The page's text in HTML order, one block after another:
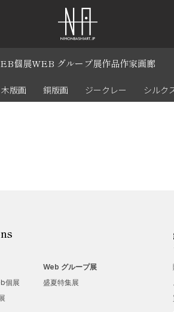
個展WEB グループ展作品作家画廊
木版画 銅版画 ジークレー シルク
個展
Web グループ展
盛夏特集展